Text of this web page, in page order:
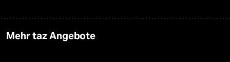
Mehr taz Angebote